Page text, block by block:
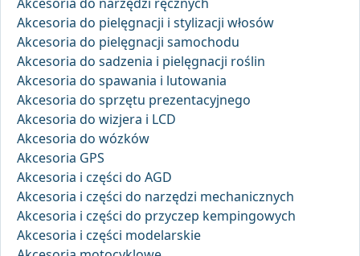
Akcesoria do pielęgnacji i stylizacji włosów
Akcesoria do pielęgnacji samochodu
Akcesoria do sadzenia i pielęgnacji roślin
Akcesoria do spawania i lutowania
Akcesoria do sprzętu prezentacyjnego
Akcesoria do wizjera i LCD
Akcesoria do wózków
Akcesoria GPS
Akcesoria i części do AGD
Akcesoria i części do narzędzi mechanicznych
Akcesoria i części do przyczep kempingowych
Akcesoria i części modelarskie